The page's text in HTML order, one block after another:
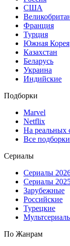
США
Франция
Турция
Южная Корея
Казахстан
Беларусь
Украина
Индийские
Подборки
Marvel
Netflix
На реальных
Все подборки
Сериалы
Сериалы
Сериалы
Зарубежные
Российские
Турецкие
По Жанрам